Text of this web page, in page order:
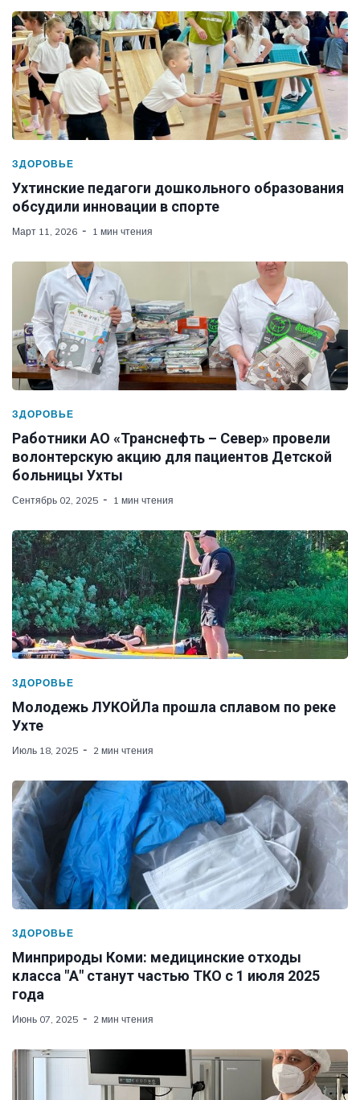
ЗДОРОВЬЕ
Ухтинские педагоги дошкольного образования
обсудили инновации в спорте
Март 11, 2026 1 мин чтения
ЗДОРОВЬЕ
Работники АО «Транснефть – Север» провели
волонтерскую акцию для пациентов Детской
больницы Ухты
Сентябрь 02, 2025 1 мин чтения
ЗДОРОВЬЕ
Молодежь ЛУКОЙЛа прошла сплавом по реке
Ухте
Июль 18, 2025 2 мин чтения
ЗДОРОВЬЕ
Минприроды Коми: медицинские отходы
класса "А" станут частью ТКО с 1 июля 2025
года
Июнь 07, 2025 2 мин чтения